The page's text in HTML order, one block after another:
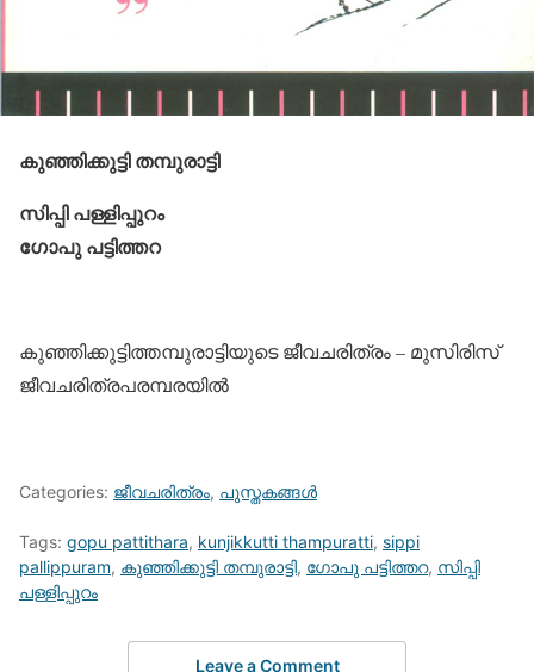
കുഞ്ഞിക്കുട്ടി തമ്പുരാട്ടി
സിപ്പി പള്ളിപ്പുറം
ഗോപു പട്ടിത്തറ
കുഞ്ഞിക്കുട്ടിത്തമ്പുരാട്ടിയുടെ ജീവചരിത്രം – മുസിരിസ്
ജീവചരിത്രപരമ്പരയില്‍
Categories: ജീവചരിത്രം, പുസ്തകങ്ങള്‍
Tags: gopu pattithara, kunjikkutti thampuratti, sippi
pallippuram, കുഞ്ഞിക്കുട്ടി തമ്പുരാട്ടി, ഗോപു പട്ടിത്തറ, സിപ്പി
പള്ളിപ്പുറം
Leave a Comment